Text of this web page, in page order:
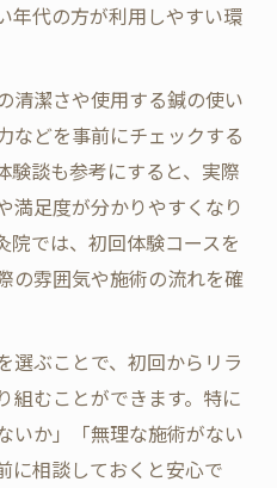
年代の方が利用しやすい環
清潔さや使用する鍼の使い
などを事前にチェックする
験談も参考にすると、実際
満足度が分かりやすくなり
院では、初回体験コースを
の雰囲気や施術の流れを確
選ぶことで、初回からリラ
組むことができます。特に
いか」「無理な施術がない
に相談しておくと安心で